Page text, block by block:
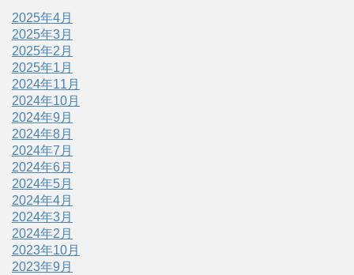
2025年4月
2025年3月
2025年2月
2025年1月
2024年11月
2024年10月
2024年9月
2024年8月
2024年7月
2024年6月
2024年5月
2024年4月
2024年3月
2024年2月
2023年10月
2023年9月